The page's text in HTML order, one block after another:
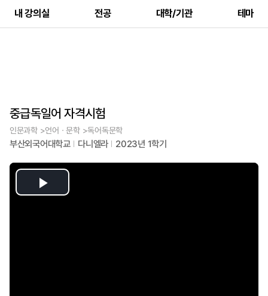
내 강의실 전공 대학/기관 테마
중급독일어 자격시험
인문과학 >언어ㆍ문학 >독어독문학
부산외국어대학교 다니엘라 2023년 1학기
Play